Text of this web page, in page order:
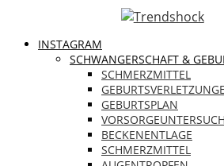
INSTAGRAM
SCHWANGERSCHAFT &
SCHMERZMITTEL
GEBURTSPLAN
BECKENENTLAGE
SCHMERZMITTEL